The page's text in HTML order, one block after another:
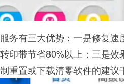
务有三大优势：一是修复
印带节省80%以上；三是效
重置或下载清零软件的建议